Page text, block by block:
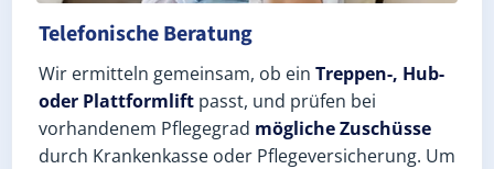
Telefonische Beratung
Wir ermitteln gemeinsam, ob ein Treppen-, Hub-
oder Plattformlift passt, und prüfen bei
vorhandenem Pflegegrad mögliche Zuschüsse
durch Krankenkasse oder Pflegeversicherung. Um